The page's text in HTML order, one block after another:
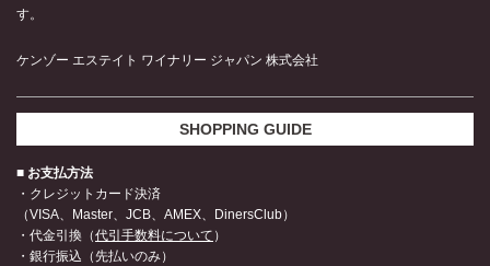
す。
ケンゾー エステイト ワイナリー ジャパン 株式会社
SHOPPING GUIDE
■ お支払方法
・クレジットカード決済
（VISA、Master、JCB、AMEX、DinersClub）
・代金引換（代引手数料について ）
・銀行振込（先払いのみ）